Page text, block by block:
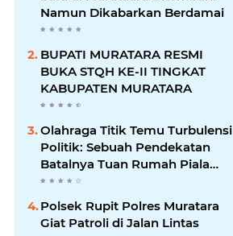
Namun Dikabarkan Berdamai
BUPATI MURATARA RESMI
BUKA STQH KE-II TINGKAT
KABUPATEN MURATARA
Olahraga Titik Temu Turbulensi
Politik: Sebuah Pendekatan
Batalnya Tuan Rumah Piala
Dunia U-20
Polsek Rupit Polres Muratara
Giat Patroli di Jalan Lintas